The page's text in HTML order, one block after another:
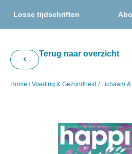
Losse tijdschriften
Terug naar overzicht
Home /Voeding & Gezondheid / Lichaam